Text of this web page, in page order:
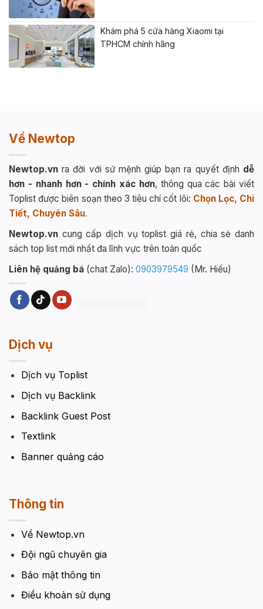
Khám phá 5 cửa hàng Xiaomi tại
TPHCM chính hãng
Về Newtop
Newtop.vn ra đời với sứ mệnh giúp bạn ra quyết định dễ
hơn - nhanh hơn - chính xác hơn, thông qua các bài viết
Toplist được biên soạn theo 3 tiêu chí cốt lõi: Chọn Lọc, Chi
Tiết, Chuyên Sâu.
Newtop.vn cung cấp dịch vụ toplist giá rẻ, chia sẻ danh
sách top list mới nhất đa lĩnh vực trên toàn quốc
Liên hệ quảng bá (chat Zalo): 0903979549 (Mr. Hiếu)
Dịch vụ
Dịch vụ Toplist
Dịch vụ Backlink
Backlink Guest Post
Textlink
Banner quảng cáo
Thông tin
Về Newtop.vn
Đội ngũ chuyên gia
Bảo mật thông tin
Điều khoản sử dụng